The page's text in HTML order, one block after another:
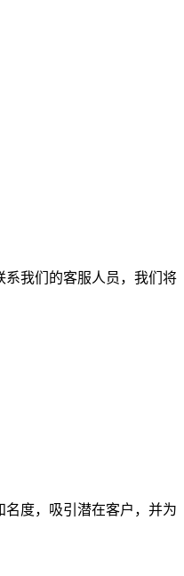
我们的客服人员，我们将
度，吸引潜在客户，并为